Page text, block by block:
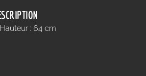
Hauteur : 64 cm